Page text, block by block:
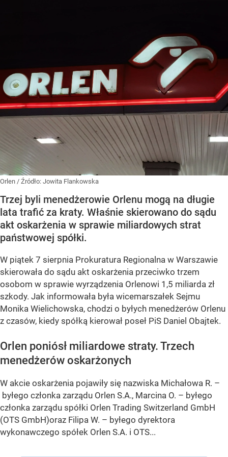
Orlen / Źródło: Jowita Flankowska
Trzej byli menedżerowie Orlenu mogą na długie
lata trafić za kraty. Właśnie skierowano do sądu
akt oskarżenia w sprawie miliardowych strat
państwowej spółki.
W piątek 7 sierpnia Prokuratura Regionalna w Warszawie
skierowała do sądu akt oskarżenia przeciwko trzem
osobom w sprawie wyrządzenia Orlenowi 1,5 miliarda zł
szkody. Jak informowała była wicemarszałek Sejmu
Monika Wielichowska, chodzi o byłych menedżerów Orlenu
z czasów, kiedy spółką kierował poseł PiS Daniel Obajtek.
Orlen poniósł miliardowe straty. Trzech
menedżerów oskarżonych
W akcie oskarżenia pojawiły się nazwiska Michałowa R. –
byłego członka zarządu Orlen S.A., Marcina O. – byłego
członka zarządu spółki Orlen Trading Switzerland GmbH
(OTS GmbH)oraz Filipa W. – byłego dyrektora
wykonawczego spółek Orlen S.A. i OTS...